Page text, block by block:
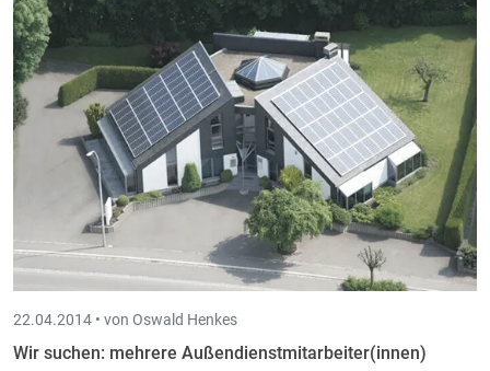
22.04.2014 • von Oswald Henkes
Wir suchen: mehrere Außendienstmitarbeiter(innen)